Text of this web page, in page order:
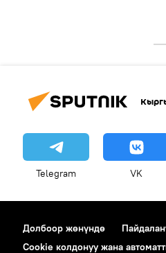
Telegram VK
Долбоор жөнүндө
Cookie колдонуу жана